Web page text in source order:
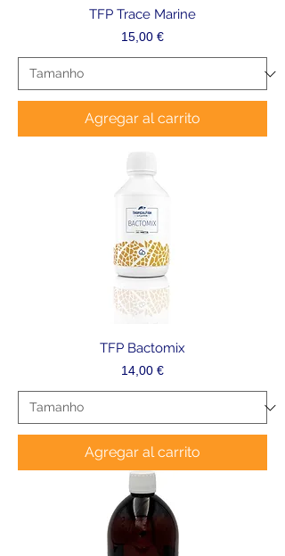
TFP Trace Marine
Precio
15,00 €
Agregar al carrito
TFP Bactomix
Precio
14,00 €
Agregar al carrito